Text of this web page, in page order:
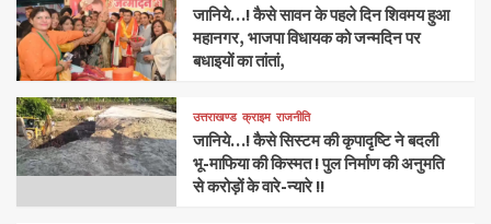
जानिये…! कैसे सावन के पहले दिन शिवमय हुआ
महानगर, भाजपा विधायक को जन्मदिन पर
बधाइयों का तांतां,
उत्तराखण्ड क्राइम राजनीति
जानिये…! कैसे सिस्टम की कृपादृष्टि ने बदली
भू-माफिया की किस्मत ! पुल निर्माण की अनुमति
से करोड़ों के वारे-न्यारे !!